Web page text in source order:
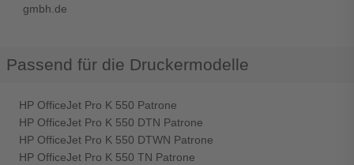
gmbh.de
Passend für die Druckermodelle
HP OfficeJet Pro K 550 Patrone
HP OfficeJet Pro K 550 DTN Patrone
HP OfficeJet Pro K 550 DTWN Patrone
HP OfficeJet Pro K 550 TN Patrone